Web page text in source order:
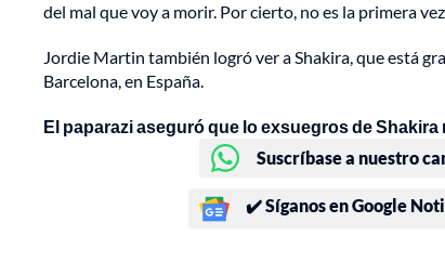
del mal que voy a morir. Por cierto, no es la primera
Jordie Martin también logró ver a Shakira, que está
Barcelona, en España.
El paparazi aseguró que lo exsuegros de
Suscríbase a nuestro
✔️ Síganos en Google